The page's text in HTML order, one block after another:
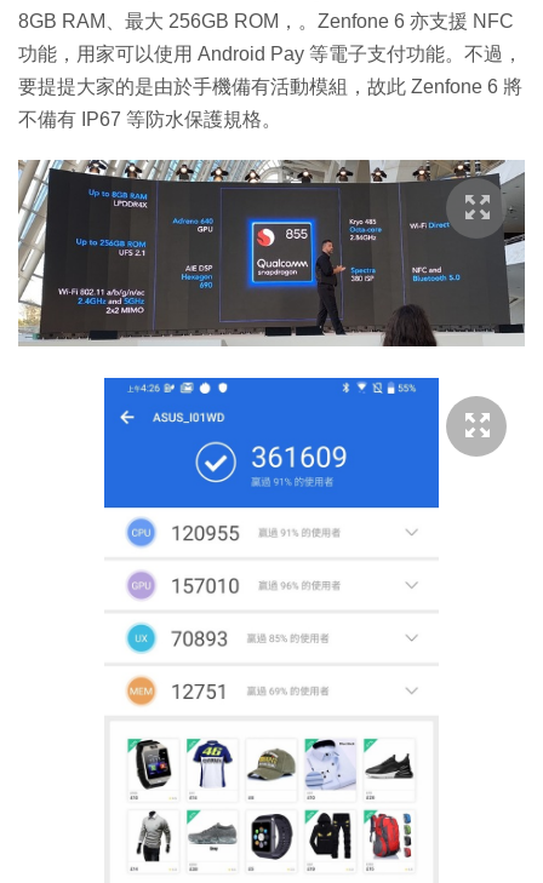
8GB RAM、最大 256GB ROM，。Zenfone 6 亦支援 NFC
功能，用家可以使用 Android Pay 等電子支付功能。不過，
要提提大家的是由於手機備有活動模組，故此 Zenfone 6 將
不備有 IP67 等防水保護規格。